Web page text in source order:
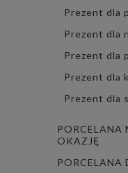
Prezent dla
Prezent dla
Prezent dla
Prezent dla
Prezent dla
PORCELANA
OKAZJĘ
PORCELANA